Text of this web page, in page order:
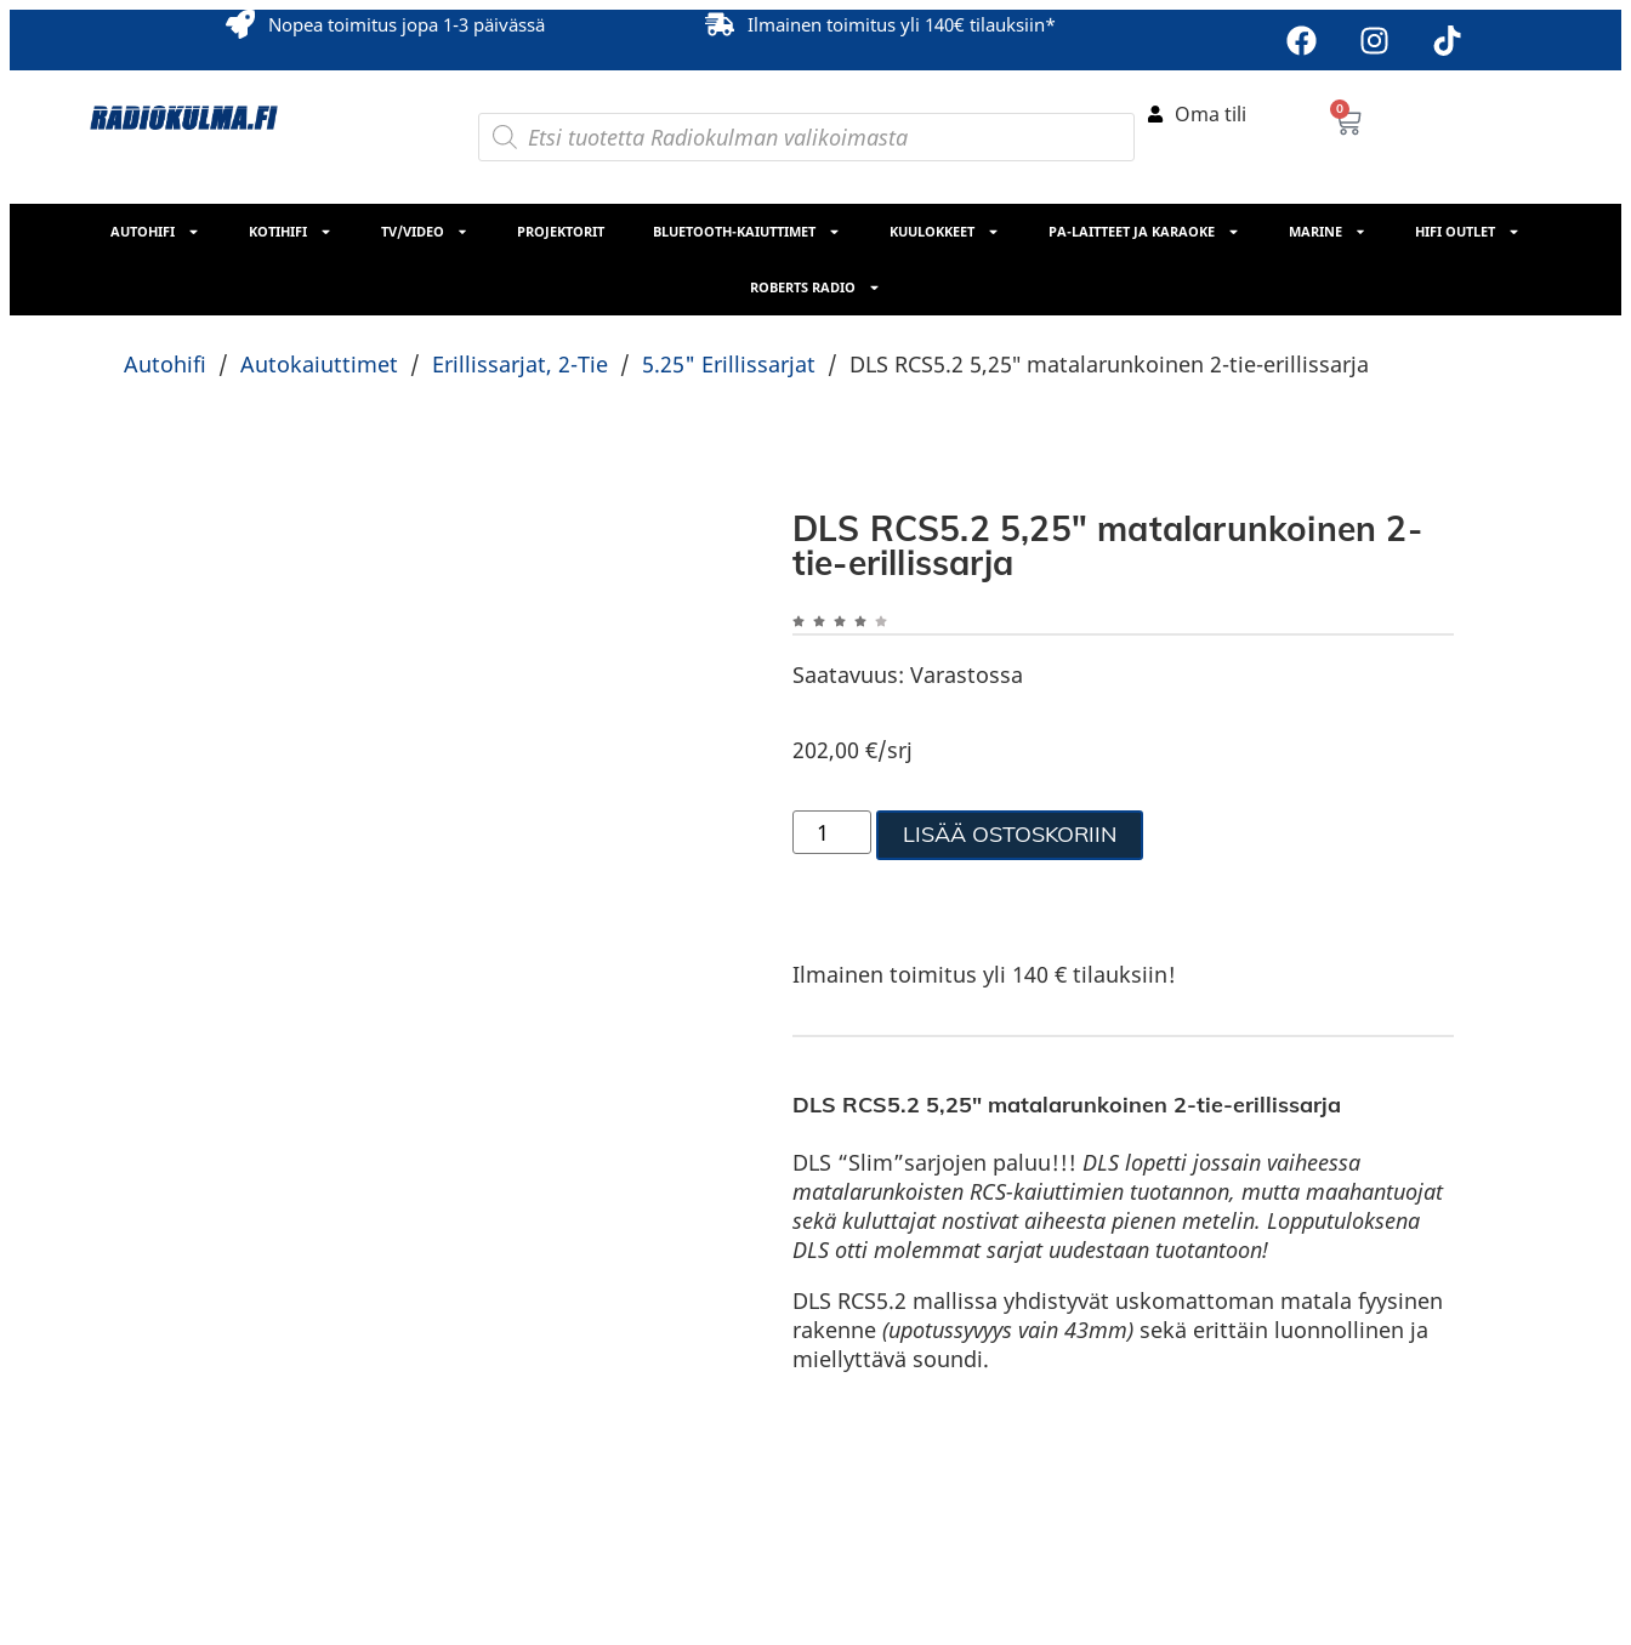
Nopea toimitus jopa 1-3 päivässä Ilmainen toimitus yli 140€ tilauksiin*
Oma tili 0
AUTOHIFI KOTIHIFI TV/VIDEO PROJEKTORIT BLUETOOTH-KAIUTTIMET KUULOKKEET PA-LAITTEET JA KARAOKE MARINE HIFI OUTLET
ROBERTS RADIO
Autohifi / Autokaiuttimet / Erillissarjat, 2-Tie / 5.25" Erillissarjat / DLS RCS5.2 5,25″ matalarunkoinen 2-tie-erillissarja
DLS RCS5.2 5,25″ matalarunkoinen 2-
tie-erillissarja
Saatavuus: Varastossa
202,00 €/srj
LISÄÄ OSTOSKORIIN
Ilmainen toimitus yli 140 € tilauksiin!
DLS RCS5.2 5,25″ matalarunkoinen 2-tie-erillissarja
DLS “Slim”sarjojen paluu!!! DLS lopetti jossain vaiheessa
matalarunkoisten RCS-kaiuttimien tuotannon, mutta maahantuojat
sekä kuluttajat nostivat aiheesta pienen metelin. Lopputuloksena
DLS otti molemmat sarjat uudestaan tuotantoon!
DLS RCS5.2 mallissa yhdistyvät uskomattoman matala fyysinen
rakenne (upotussyvyys vain 43mm)sekä erittäin luonnollinen ja
miellyttävä soundi.